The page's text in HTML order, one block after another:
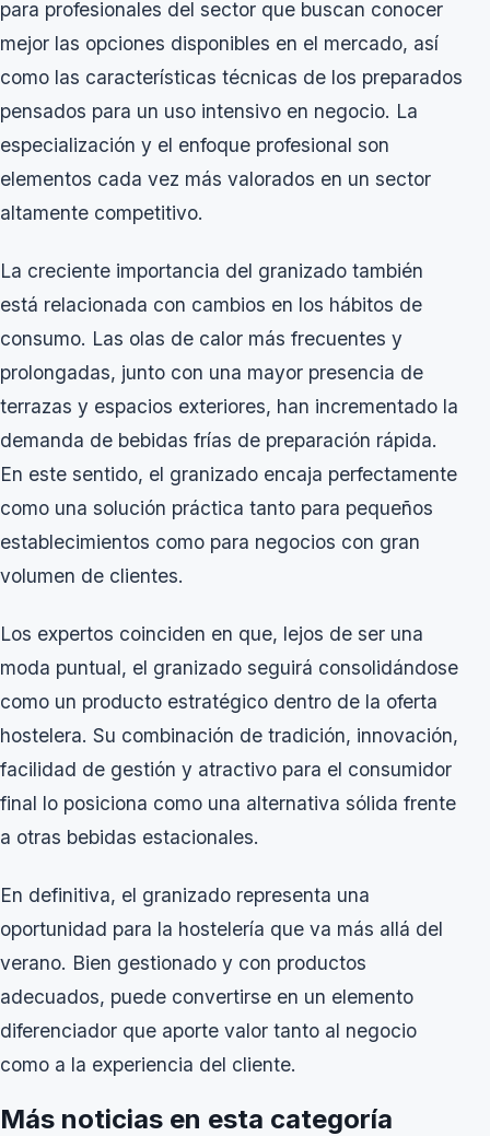
para profesionales del sector que buscan conocer
mejor las opciones disponibles en el mercado, así
como las características técnicas de los preparados
pensados para un uso intensivo en negocio. La
especialización y el enfoque profesional son
elementos cada vez más valorados en un sector
altamente competitivo.
La creciente importancia del granizado también
está relacionada con cambios en los hábitos de
consumo. Las olas de calor más frecuentes y
prolongadas, junto con una mayor presencia de
terrazas y espacios exteriores, han incrementado la
demanda de bebidas frías de preparación rápida.
En este sentido, el granizado encaja perfectamente
como una solución práctica tanto para pequeños
establecimientos como para negocios con gran
volumen de clientes.
Los expertos coinciden en que, lejos de ser una
moda puntual, el granizado seguirá consolidándose
como un producto estratégico dentro de la oferta
hostelera. Su combinación de tradición, innovación,
facilidad de gestión y atractivo para el consumidor
final lo posiciona como una alternativa sólida frente
a otras bebidas estacionales.
En definitiva, el granizado representa una
oportunidad para la hostelería que va más allá del
verano. Bien gestionado y con productos
adecuados, puede convertirse en un elemento
diferenciador que aporte valor tanto al negocio
como a la experiencia del cliente.
Más noticias en esta categoría